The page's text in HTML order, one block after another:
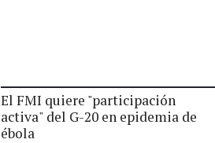
El FMI quiere "participación
activa" del G-20 en epidemia de
ébola